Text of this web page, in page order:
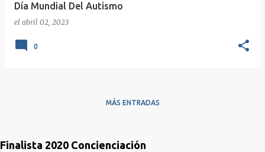
Día Mundial Del Autismo
el abril 02, 2023
0
MÁS ENTRADAS
Finalista 2020 Concienciación